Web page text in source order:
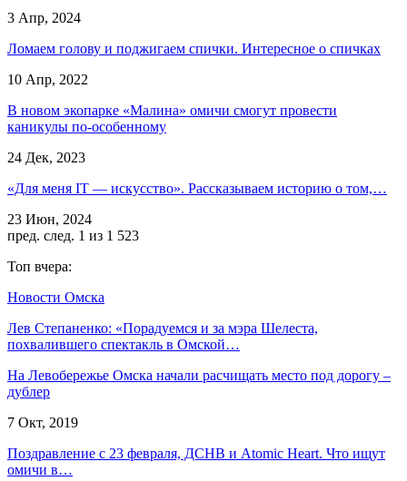
3 Апр, 2024
Ломаем голову и поджигаем спички. Интересное о спичках
10 Апр, 2022
В новом экопарке «Малина» омичи смогут провести
каникулы по-особенному
24 Дек, 2023
«Для меня IT — искусство». Рассказываем историю о том,…
23 Июн, 2024
пред. след. 1 из 1 523
Топ вчера:
Новости Омска
Лев Степаненко: «Порадуемся и за мэра Шелеста,
похвалившего спектакль в Омской…
На Левобережье Омска начали расчищать место под дорогу –
дублер
7 Окт, 2019
Поздравление с 23 февраля, ДСНВ и Atomic Heart. Что ищут
омичи в…